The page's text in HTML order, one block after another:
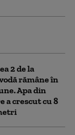
2 de la
rămâne în
Apa din
a crescut cu 8